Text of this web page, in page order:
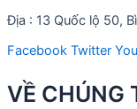
Địa : 13 Quốc lộ 50,
Facebook Twitter
VỀ CHÚNG